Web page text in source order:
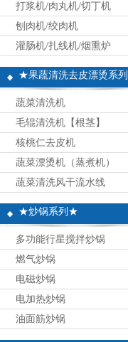
打浆机/肉丸机/切丁机
刨肉机/绞肉机
灌肠机/扎线机/烟熏炉
★果蔬清洗去皮漂烫系
蔬菜清洗机
毛辊清洗机【根茎】
核桃仁去皮机
蔬菜漂烫机（蒸煮机）
蔬菜清洗风干流水线
★炒锅系列★
多功能行星搅拌炒锅
燃气炒锅
电磁炒锅
电加热炒锅
油面筋炒锅